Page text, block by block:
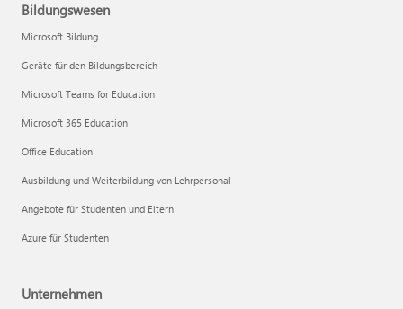
Bildungswesen
Microsoft Bildung
Geräte für den Bildungsbereich
Microsoft Teams for Education
Microsoft 365 Education
Office Education
Ausbildung und Weiterbildung von Lehrpersonal
Angebote für Studenten und Eltern
Azure für Studenten
Unternehmen